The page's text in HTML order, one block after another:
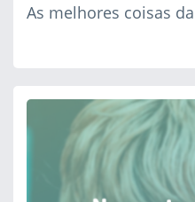
As melhores coisas